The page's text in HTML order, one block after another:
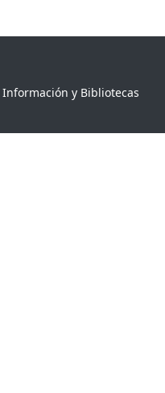
y Bibliotecas